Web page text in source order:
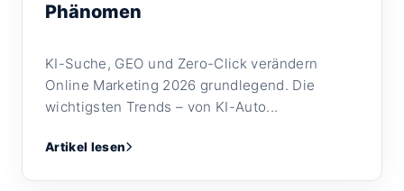
Phänomen
KI-Suche, GEO und Zero-Click verändern
Online Marketing 2026 grundlegend. Die
wichtigsten Trends – von KI-Auto...
Artikel lesen